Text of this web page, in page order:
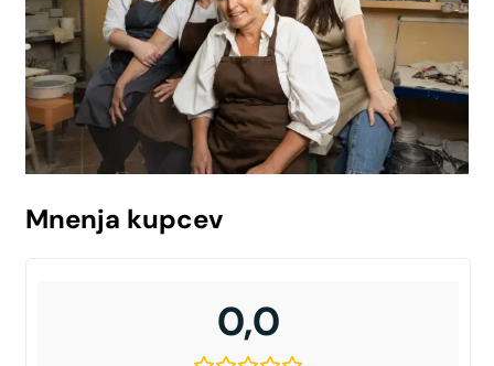
Mnenja kupcev
0,0